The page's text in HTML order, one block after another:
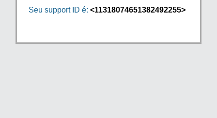
Seu support ID é: <11318074651382492255>